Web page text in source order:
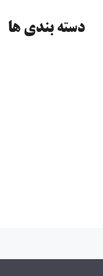
دسته‌ بندی ها